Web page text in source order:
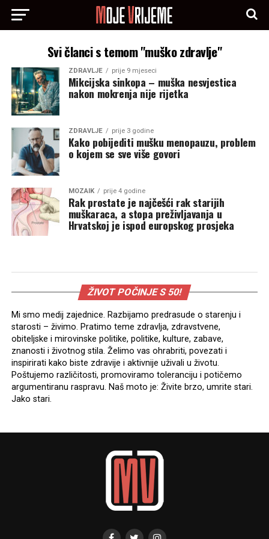
Svi članci s temom "muško zdravlje"
ZDRAVLJE prije 9 mjeseci
Mikcijska sinkopa – muška nesvjestica
nakon mokrenja nije rijetka
ZDRAVLJE prije 3 godine
Kako pobijediti mušku menopauzu, problem
o kojem se sve više govori
MOZAIK prije 4 godine
Rak prostate je najčešći rak starijih
muškaraca, a stopa preživljavanja u
Hrvatskoj je ispod europskog prosjeka
ŽIVOT POČINJE S 50!
Mi smo medij zajednice. Razbijamo predrasude o starenju i
starosti – živimo. Pratimo teme zdravlja, zdravstvene,
obiteljske i mirovinske politike, politike, kulture, zabave,
znanosti i životnog stila. Želimo vas ohrabriti, povezati i
inspirirati kako biste zdravije i aktivnije uživali u životu.
Poštujemo različitosti, promoviramo toleranciju i potičemo
argumentiranu raspravu. Naš moto je: Živite brzo, umrite stari.
Jako stari.